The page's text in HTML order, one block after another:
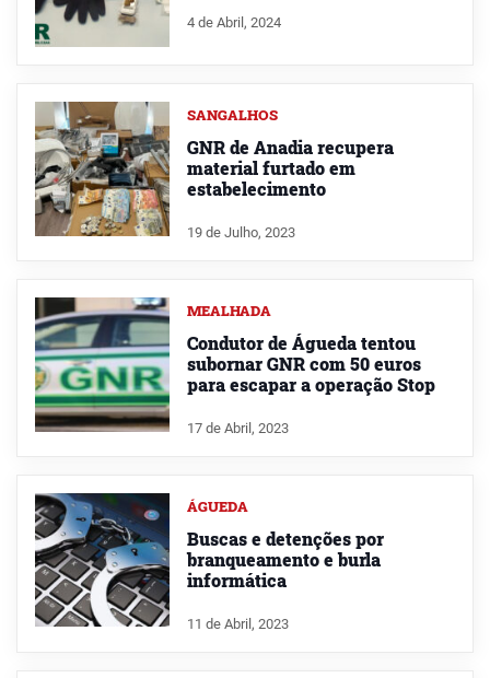
4 de Abril, 2024
SANGALHOS
GNR de Anadia recupera
material furtado em
estabelecimento
19 de Julho, 2023
MEALHADA
Condutor de Águeda tentou
subornar GNR com 50 euros
para escapar a operação Stop
17 de Abril, 2023
ÁGUEDA
Buscas e detenções por
branqueamento e burla
informática
11 de Abril, 2023